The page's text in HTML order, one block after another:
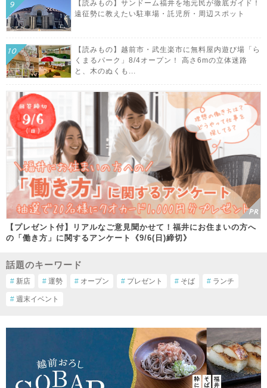
【読みもの】サンドーム福井を地元民が徹底ガイド！
遠征勢に教えたい駐車場・託児所・周辺スポット
【読みもの】越前市・武生楽市に無料屋内遊び場「ら
くまるパーク」8/4オープン！ 高さ6mの立体迷路
と、木のぬくも...
【プレゼント付】リアルなご意見聞かせて！福井にお住まいの方へ
の「働き方」に関するアンケート《9/6(日)締切》
話題のキーワード
# 新店 # 運勢 # オープン # プレゼント # そば # ランチ
# 週末イベント